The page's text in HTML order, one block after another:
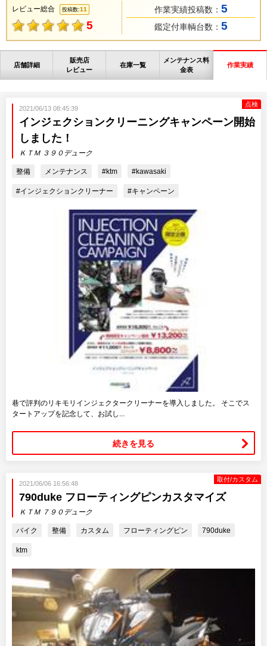
レビュー総合 投稿数:11
5
作業実績投稿数： 5
鑑定付車輌台数： 5
店舗詳細
販売店
レビュー
在庫一覧
メンテナンス料
金表
作業実績
点検
2021/06/13 08:45:39
インジェクションクリーニングキャンペーン開始
しました！
ＫＴＭ ３９０デューク
整備 メンテナンス #ktm #kawasaki
#インジェクションクリーナー #キャンペーン
巷で評判のリキモリインジェクタークリーナーを導入しました。 そこでス
タートアップを記念して、お試し...
続きを見る
取付/カスタム
2021/06/06 16:56:48
790duke フローティングピンカスタマイズ
ＫＴＭ ７９０デューク
バイク 整備 カスタム フローティングピン 790duke
ktm